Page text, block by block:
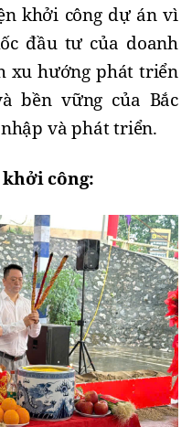
khởi công dự án vì
đầu tư của doanh
xu hướng phát triển
bền vững của Bắc
và phát triển.
công: